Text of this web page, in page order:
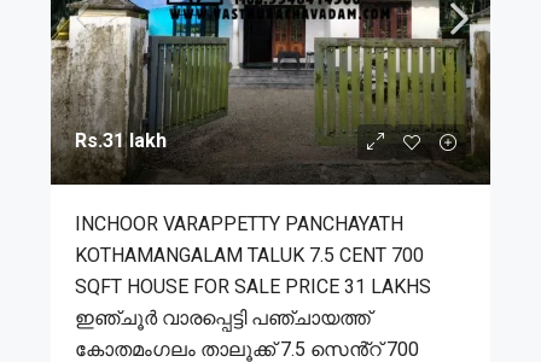
Rs.31 lakh
INCHOOR VARAPPETTY PANCHAYATH
KOTHAMANGALAM TALUK 7.5 CENT 700
SQFT HOUSE FOR SALE PRICE 31 LAKHS
ഇഞ്ചൂർ വാരപ്പെട്ടി പഞ്ചായത്ത്
കോതമംഗലം താലൂക്ക് 7.5 സെൻ്റ് 700